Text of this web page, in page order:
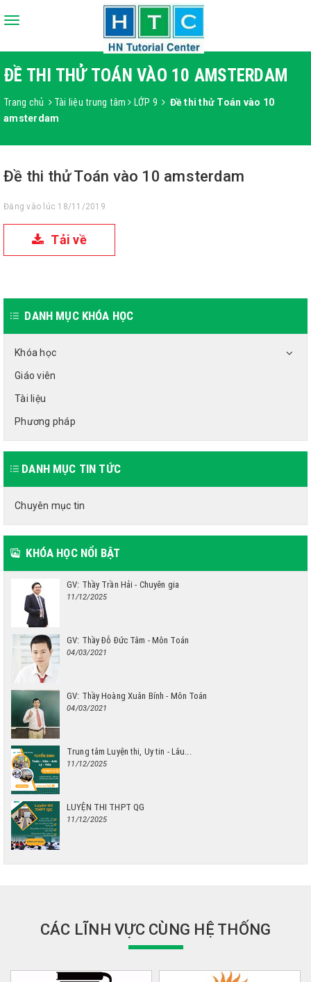
Toggle
ĐỀ THI THỬ TOÁN VÀO 10 AMSTERDAM
Trang chủ Tài liệu trung tâm LỚP 9
Đề thi thử Toán vào 10
amsterdam
Đề thi thử Toán vào 10 amsterdam
Đăng vào lúc 18/11/2019
Tải về
DANH MỤC KHÓA HỌC
Khóa học
Giáo viên
Tài liệu
Phương pháp
DANH MỤC TIN TỨC
Chuyên mục tin
KHÓA HỌC NỔI BẬT
GV: Thầy Trần Hải - Chuyên gia
11/12/2025
GV: Thầy Đỗ Đức Tâm - Môn Toán
04/03/2021
GV: Thầy Hoàng Xuân Bính - Môn Toán
04/03/2021
Trung tâm Luyện thi, Uy tin - Lâu...
11/12/2025
LUYỆN THI THPT QG
11/12/2025
CÁC LĨNH VỰC CÙNG HỆ THỐNG